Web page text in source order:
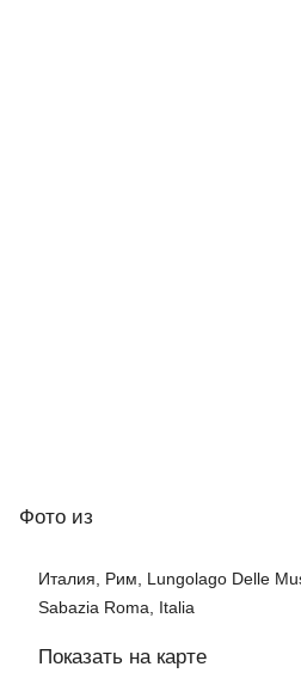
Фото из
Италия, Рим, Lungolago Delle
Sabazia Roma, Italia
Показать на карте